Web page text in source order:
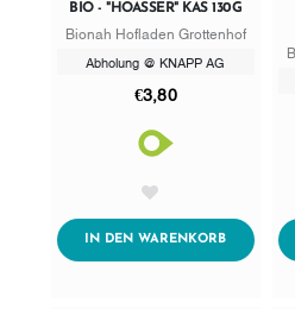
BIO - "HOASSER" KAS 130G
Bionah Hofladen Grottenhof
Abholung @ KNAPP AG
€3,80
IN DEN WARENKORB